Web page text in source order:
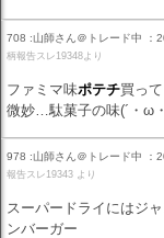
708 :山師さん＠トレード中 ：
柄報告スレ19348より
ファミマ味ポテチ買っ
微妙…駄菓子の味(´・ω
978 :山師さん＠トレード中 ：
報告スレ19343 より
スーパードライにはジ
ンバーガー